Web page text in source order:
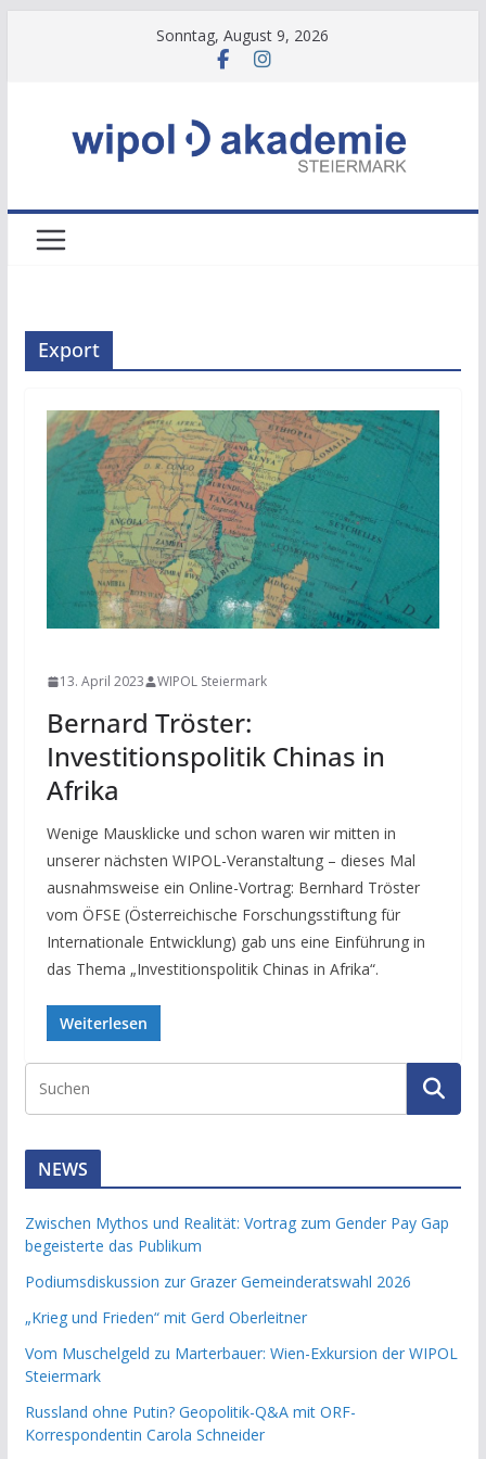
Sonntag, August 9, 2026
Export
13. April 2023 WIPOL Steiermark
Bernard Tröster:
Investitionspolitik Chinas in
Afrika
Wenige Mausklicke und schon waren wir mitten in
unserer nächsten WIPOL-Veranstaltung – dieses Mal
ausnahmsweise ein Online-Vortrag: Bernhard Tröster
vom ÖFSE (Österreichische Forschungsstiftung für
Internationale Entwicklung) gab uns eine Einführung in
das Thema „Investitionspolitik Chinas in Afrika“.
Weiterlesen
NEWS
Zwischen Mythos und Realität: Vortrag zum Gender Pay Gap
begeisterte das Publikum
Podiumsdiskussion zur Grazer Gemeinderatswahl 2026
„Krieg und Frieden“ mit Gerd Oberleitner
Vom Muschelgeld zu Marterbauer: Wien-Exkursion der WIPOL
Steiermark
Russland ohne Putin? Geopolitik-Q&A mit ORF-
Korrespondentin Carola Schneider